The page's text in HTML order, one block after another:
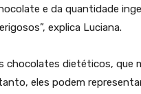
e da quantidade
explica Luciana.
chocolates dietéticos, que
eles podem